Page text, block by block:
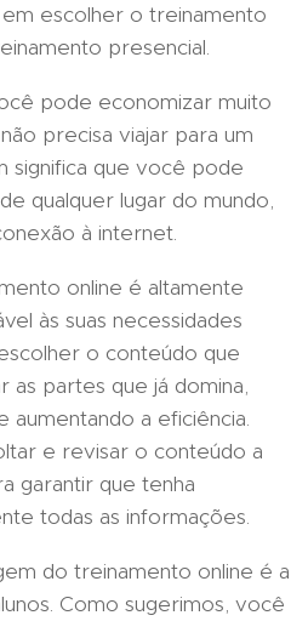
escolher o treinamento
presencial.
pode economizar muito
precisa viajar para um
significa que você pode
qualquer lugar do mundo,
à internet.
online é altamente
às suas necessidades
o conteúdo que
as partes que já domina,
a eficiência.
e revisar o conteúdo a
garantir que tenha
todas as informações.
do treinamento online é a
Como sugerimos, você